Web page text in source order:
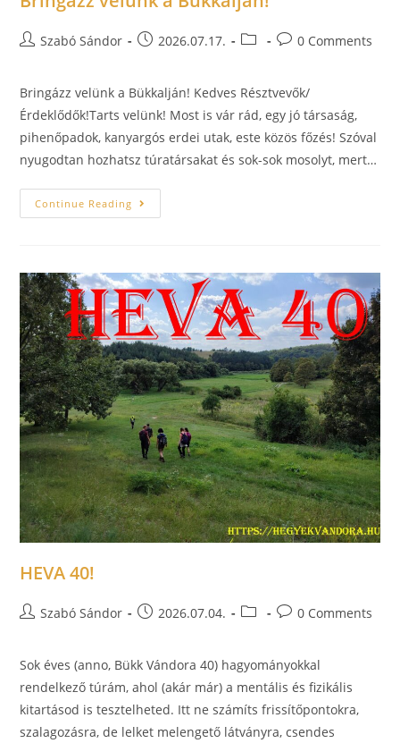
Szabó Sándor 2026.07.17. 0 Comments
Bringázz velünk a Bükkalján! Kedves Résztvevők/
Érdeklődők!Tarts velünk! Most is vár rád, egy jó társaság,
pihenőpadok, kanyargós erdei utak, este közös főzés! Szóval
nyugodtan hozhatsz túratársakat és sok-sok mosolyt, mert…
Continue Reading
HEVA 40!
Szabó Sándor 2026.07.04. 0 Comments
Sok éves (anno, Bükk Vándora 40) hagyományokkal
rendelkező túrám, ahol (akár már) a mentális és fizikális
kitartásod is tesztelheted. Itt ne számíts frissítőpontokra,
szalagozásra, de lelket melengető látványra, csendes